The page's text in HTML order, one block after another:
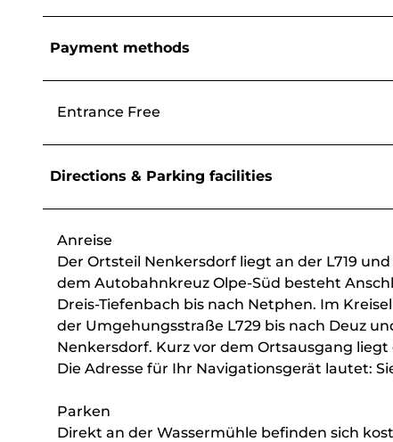
Payment methods
Entrance Free
Directions & Parking facilities
Anreise
Der Ortsteil Nenkersdorf liegt an der L719
dem Autobahnkreuz Olpe-Süd besteht
Dreis-Tiefenbach bis nach Netphen. Im
der Umgehungsstraße L729 bis nach Deuz
Nenkersdorf. Kurz vor dem Ortsausgang
Die Adresse für Ihr Navigationsgerät lautet:
Parken
Direkt an der Wassermühle befinden sich